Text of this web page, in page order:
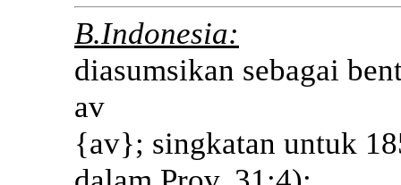
B.Indonesia:
diasumsikan sebagai
av
{av}; singkatan untuk